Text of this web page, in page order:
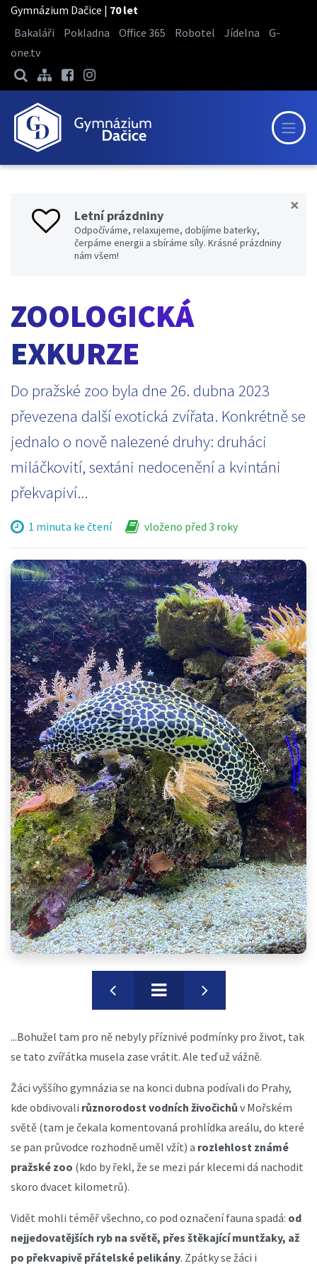
Gymnázium Dačice | 70 let
Bakaláři
Pokladna Office 365 Robotel Jídelna
G-
one.tv
×
Letní prázdniny
Odpočíváme, relaxujeme, dobíjíme baterky,
čerpáme energii a sbíráme síly. Krásné prázdniny
nám všem!
ZOOLOGICKÁ
EXKURZE
Do pražské zoo byla dne 26. dubna 2023
převezena další exotická zvířata. Konkrétně se
jednalo o nově nalezené druhy: druháci
miláčkovití, sextáni nedocenění a kvintáni
překvapiví...
1 minuta ke čtení vloženo před 3 roky
...Bohužel tam pro ně nebyly příznivé podmínky pro život, tak
se tato zvířátka musela zase vrátit. Ale teď už vážně.
Žáci vyššího gymnázia se na konci dubna podívali do Prahy,
kde obdivovali různorodost vodních živočichů v Mořském
světě (tam je čekala komentovaná prohlídka areálu, do které
se pan průvodce rozhodně uměl vžít) a rozlehlost známé
pražské zoo (kdo by řekl, že se mezi pár klecemi dá nachodit
skoro dvacet kilometrů).
Vidět mohli téměř všechno, co pod označení fauna spadá: od
nejjedovatějších ryb na světě, přes štěkající muntžaky, až
po překvapivě přátelské pelikány. Zpátky se žáci i